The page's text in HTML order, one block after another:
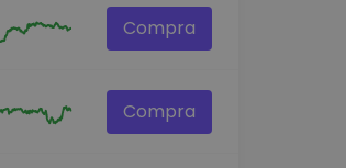
Compra
Compra